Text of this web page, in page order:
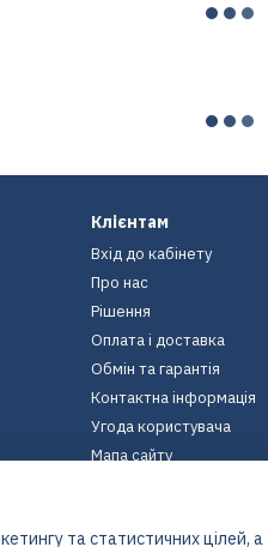
Клієнтам
Вхід до кабінету
Про нас
Рішення
Оплата і доставка
Обмін та гарантія
Контактна інформація
Угода користувача
Мапа сайту
та статистичних цілей,